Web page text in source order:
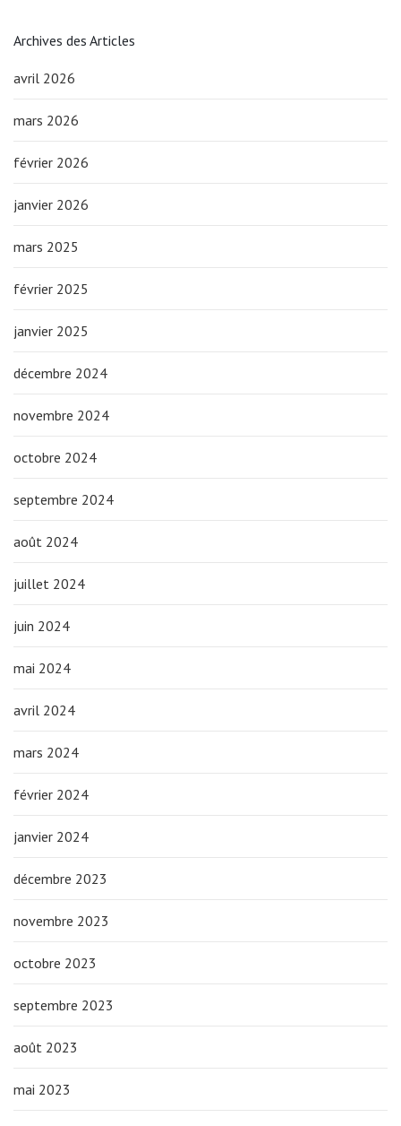
Archives des Articles
avril 2026
mars 2026
février 2026
janvier 2026
mars 2025
février 2025
janvier 2025
décembre 2024
novembre 2024
octobre 2024
septembre 2024
août 2024
juillet 2024
juin 2024
mai 2024
avril 2024
mars 2024
février 2024
janvier 2024
décembre 2023
novembre 2023
octobre 2023
septembre 2023
août 2023
mai 2023